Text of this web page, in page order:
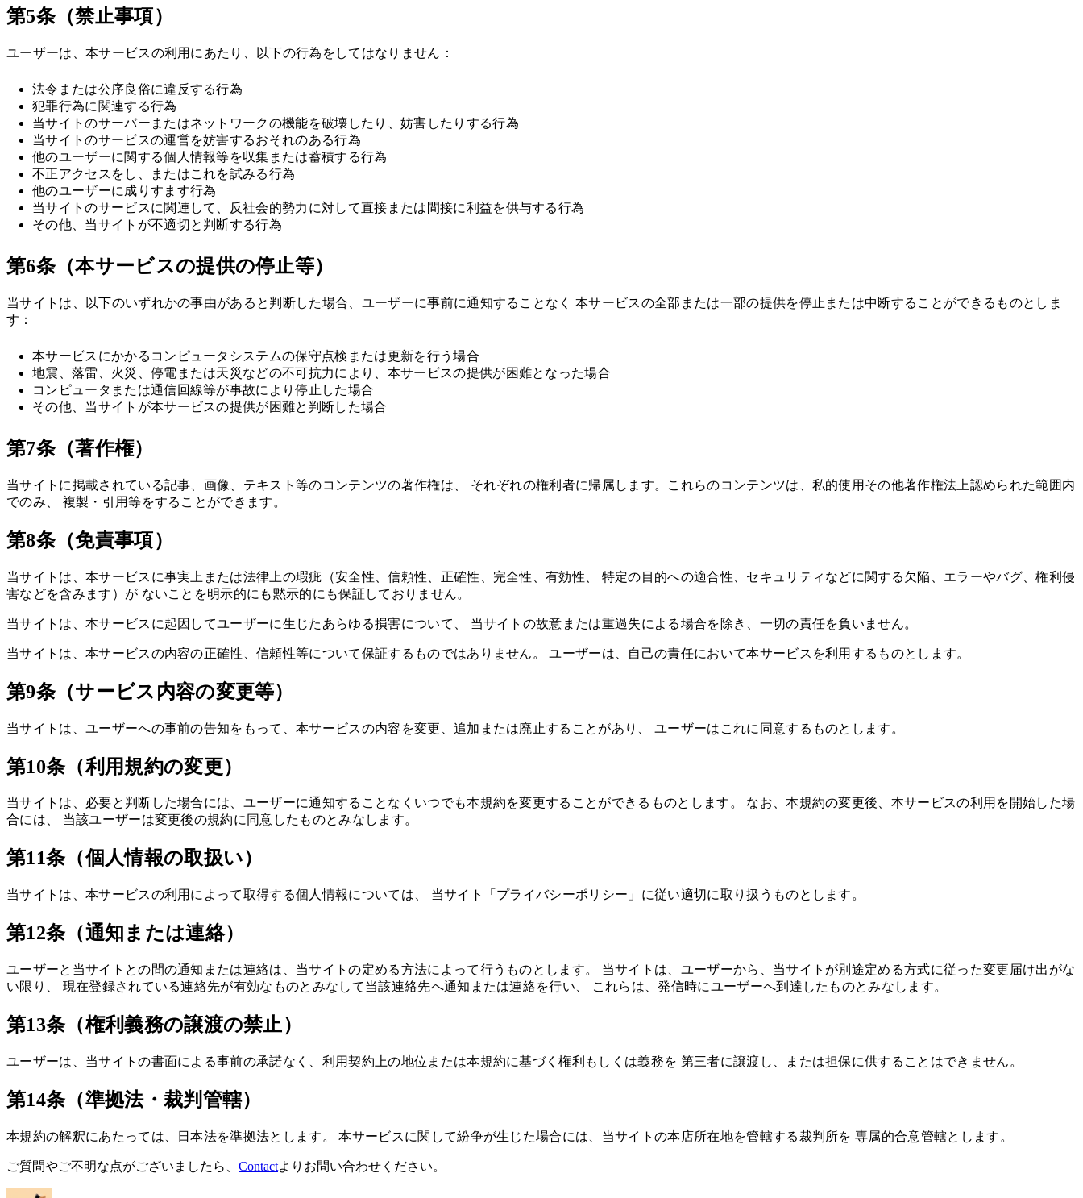
第5条（禁止事項）
ユーザーは、本サービスの利用にあたり、以下の行為をしてはなりません：
法令または公序良俗に違反する行為
犯罪行為に関連する行為
当サイトのサーバーまたはネットワークの機能を破壊したり、妨害したりする行為
当サイトのサービスの運営を妨害するおそれのある行為
他のユーザーに関する個人情報等を収集または蓄積する行為
不正アクセスをし、またはこれを試みる行為
他のユーザーに成りすます行為
当サイトのサービスに関連して、反社会的勢力に対して直接または間接に利益を供与する行為
その他、当サイトが不適切と判断する行為
第6条（本サービスの提供の停止等）
当サイトは、以下のいずれかの事由があると判断した場合、ユーザーに事前に通知することなく 本サービスの全部または一部の提供を停止または中断することができるものとしま
す：
本サービスにかかるコンピュータシステムの保守点検または更新を行う場合
地震、落雷、火災、停電または天災などの不可抗力により、本サービスの提供が困難となった場合
コンピュータまたは通信回線等が事故により停止した場合
その他、当サイトが本サービスの提供が困難と判断した場合
第7条（著作権）
当サイトに掲載されている記事、画像、テキスト等のコンテンツの著作権は、 それぞれの権利者に帰属します。これらのコンテンツは、私的使用その他著作権法上認められた範囲内
でのみ、 複製・引用等をすることができます。
第8条（免責事項）
当サイトは、本サービスに事実上または法律上の瑕疵（安全性、信頼性、正確性、完全性、有効性、 特定の目的への適合性、セキュリティなどに関する欠陥、エラーやバグ、権利侵
害などを含みます）が ないことを明示的にも黙示的にも保証しておりません。
当サイトは、本サービスに起因してユーザーに生じたあらゆる損害について、 当サイトの故意または重過失による場合を除き、一切の責任を負いません。
当サイトは、本サービスの内容の正確性、信頼性等について保証するものではありません。 ユーザーは、自己の責任において本サービスを利用するものとします。
第9条（サービス内容の変更等）
当サイトは、ユーザーへの事前の告知をもって、本サービスの内容を変更、追加または廃止することがあり、 ユーザーはこれに同意するものとします。
第10条（利用規約の変更）
当サイトは、必要と判断した場合には、ユーザーに通知することなくいつでも本規約を変更することができるものとします。 なお、本規約の変更後、本サービスの利用を開始した場
合には、 当該ユーザーは変更後の規約に同意したものとみなします。
第11条（個人情報の取扱い）
当サイトは、本サービスの利用によって取得する個人情報については、 当サイト「プライバシーポリシー」に従い適切に取り扱うものとします。
第12条（通知または連絡）
ユーザーと当サイトとの間の通知または連絡は、当サイトの定める方法によって行うものとします。 当サイトは、ユーザーから、当サイトが別途定める方式に従った変更届け出がな
い限り、 現在登録されている連絡先が有効なものとみなして当該連絡先へ通知または連絡を行い、 これらは、発信時にユーザーへ到達したものとみなします。
第13条（権利義務の譲渡の禁止）
ユーザーは、当サイトの書面による事前の承諾なく、利用契約上の地位または本規約に基づく権利もしくは義務を 第三者に譲渡し、または担保に供することはできません。
第14条（準拠法・裁判管轄）
本規約の解釈にあたっては、日本法を準拠法とします。 本サービスに関して紛争が生じた場合には、当サイトの本店所在地を管轄する裁判所を 専属的合意管轄とします。
ご質問やご不明な点がございましたら、 Contactよりお問い合わせください。